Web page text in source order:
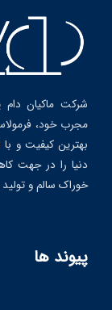
شرکت ماکیان دام
مجرب خود،
بهترین کیفیت و با
دنیا را در جهت
خوراک سالم و تولید
پیوند ها